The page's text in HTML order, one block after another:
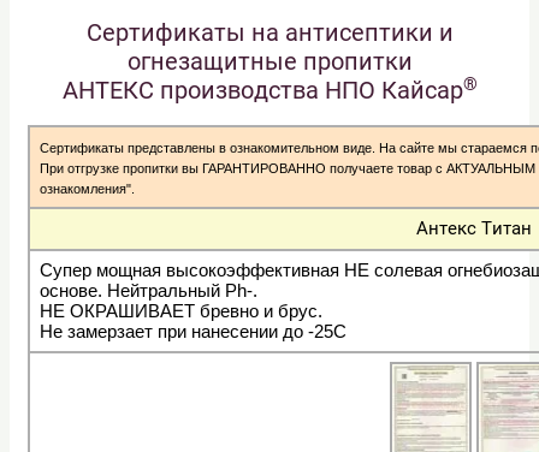
Сертификаты на антисептики и
огнезащитные пропитки
АНТЕКС производства НПО Кайсар®
Сертификаты представлены в ознакомительном виде. На сайте мы стараемся
При отгрузке пропитки вы ГАРАНТИРОВАННО получаете товар с
ознакомления".
Антекс Титан
Супер мощная высокоэффективная НЕ солевая
основе. Нейтральный Ph-.
НЕ ОКРАШИВАЕТ бревно и брус.
Не замерзает при нанесении до -25С